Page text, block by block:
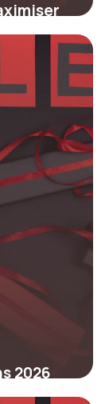
des
2026